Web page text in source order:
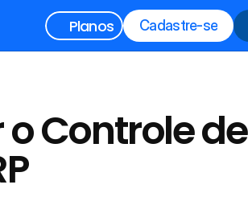
Planos
Cadastre-se
Cadastre-se
Controle de